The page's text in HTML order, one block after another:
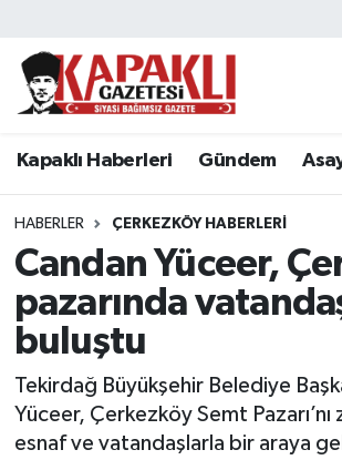
Kapaklı Haberleri Gündem
HABERLER ÇERKEZKÖY HABERLERI
Candan Yüceer,
pazarında
buluştu
Tekirdağ Büyükşehir Belediye
Yüceer, Çerkezköy Semt
esnaf ve vatandaşlarla bir araya
Kapaklı Haberleri
Asayiş
Spor
Eğitim
Resmi Reklamlar
Tekirdağ Nöbetçi Eczaneler
Tekirdağ Namaz Vakitleri
Tekirdağ Trafik Yoğunluk
Süper Lig Puan Durumu ve
Son Dakika Haberleri